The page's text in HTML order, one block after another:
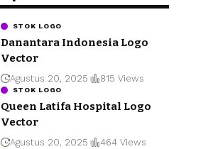
STOK LOGO
Danantara Indonesia Logo
Vector
Agustus 20, 2025 815 Views
STOK LOGO
Queen Latifa Hospital Logo
Vector
Agustus 20, 2025 464 Views